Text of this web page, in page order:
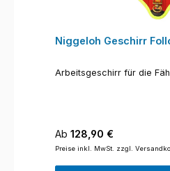
Niggeloh Geschirr
Arbeitsgeschirr für die
Regulärer Preis:
Ab 128,90 €
Preise inkl. MwSt. zzgl.